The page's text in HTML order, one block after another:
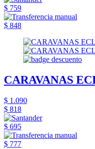
$ 759
$ 848
CARAVANAS
$ 1.090
$ 818
$ 695
$ 777